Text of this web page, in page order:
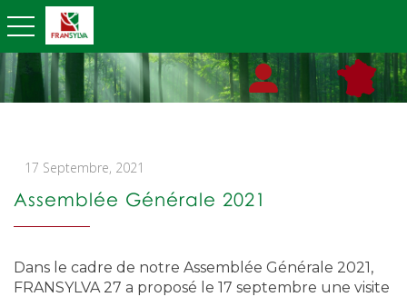
toggle navigation
17 Septembre, 2021
Assemblée Générale 2021
Dans le cadre de notre Assemblée Générale 2021,
FRANSYLVA 27 a proposé le 17 septembre une visite